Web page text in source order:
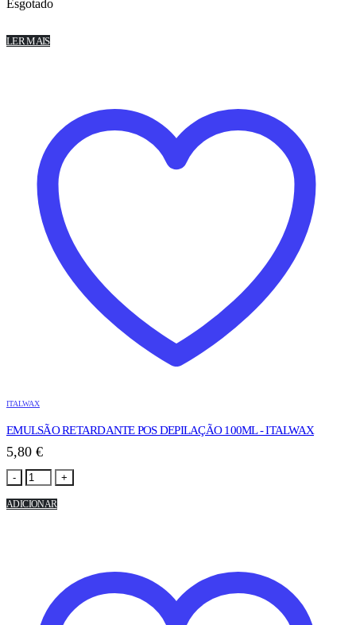
Esgotado
LER MAIS
ITALWAX
EMULSÃO RETARDANTE POS DEPILAÇÃO 100ML - ITALWAX
5,80 €
- +
ADICIONAR